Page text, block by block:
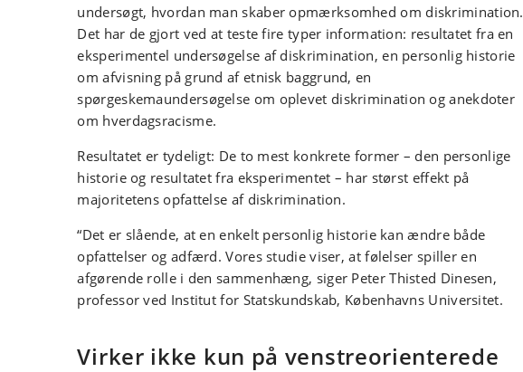
undersøgt, hvordan man skaber opmærksomhed om diskrimination.
Det har de gjort ved at teste fire typer information: resultatet fra en
eksperimentel undersøgelse af diskrimination, en personlig historie
om afvisning på grund af etnisk baggrund, en
spørgeskemaundersøgelse om oplevet diskrimination og anekdoter
om hverdagsracisme.
Resultatet er tydeligt: De to mest konkrete former – den personlige
historie og resultatet fra eksperimentet – har størst effekt på
majoritetens opfattelse af diskrimination.
“Det er slående, at en enkelt personlig historie kan ændre både
opfattelser og adfærd. Vores studie viser, at følelser spiller en
afgørende rolle i den sammenhæng, siger Peter Thisted Dinesen,
professor ved Institut for Statskundskab, Københavns Universitet.
Virker ikke kun på venstreorienterede